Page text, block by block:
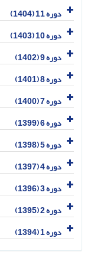
دوره 11 (1404)
دوره 10 (1403)
دوره 9 (1402)
دوره 8 (1401)
دوره 7 (1400)
دوره 6 (1399)
دوره 5 (1398)
دوره 4 (1397)
دوره 3 (1396)
دوره 2 (1395)
دوره 1 (1394)